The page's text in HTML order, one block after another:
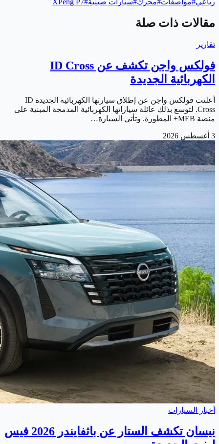
مقالات ذات صلة
تقارير
فولكس واجن تكشف عن ID Cross
الكهربائية الجديدة
أعلنت فولكس واجن عن إطلاق سيارتها الكهربائية الجديدة ID
Cross. لتوسع بذلك عائلة سياراتها الكهربائية المدمجة المبنية على
منصة MEB+ المطورة. وتأتي السيارة…
3 أغسطس 2026
أخبار السيارات
نيسان تكشف الستار عن باثفايندر 2026 فيس